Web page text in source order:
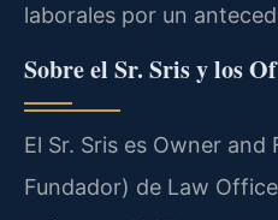
laborales por un
Sobre el Sr. Sris y los
El Sr. Sris es Owner
Fundador) de Law